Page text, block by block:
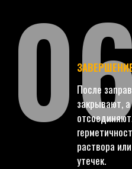
После
закрывают,
раствора
утечек.